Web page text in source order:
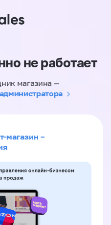
не работает
магазина —
магазин –